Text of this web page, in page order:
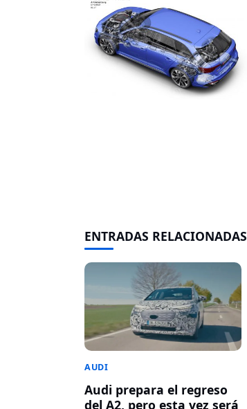
ENTRADAS RELACIONADAS
AUDI
Audi prepara el regreso
del A2, pero esta vez será